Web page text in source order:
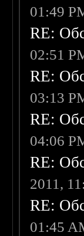
01:49
RE:
02:51
RE:
03:13
RE:
04:06
RE:
2011,
RE:
01:45